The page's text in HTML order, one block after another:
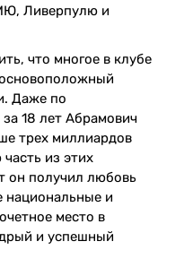
Ливерпулю и
что многое в клубе
Даже по
18 лет Абрамович
трех миллиардов
из этих
он получил любовь
национальные и
место в
и успешный